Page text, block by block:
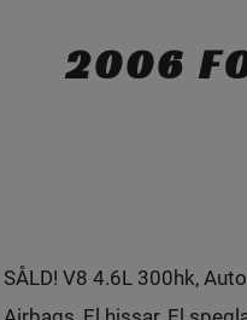
2006
SÅLD! V8 4.6L 300hk,